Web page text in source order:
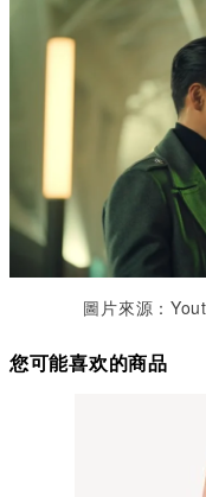
圖片來源：
您可能喜欢的商品